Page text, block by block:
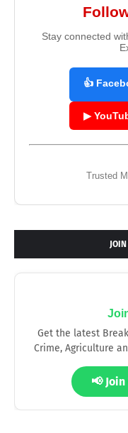
Stay connected
👍
▶
Trusted
Get the latest
Crime, Agriculture
📢